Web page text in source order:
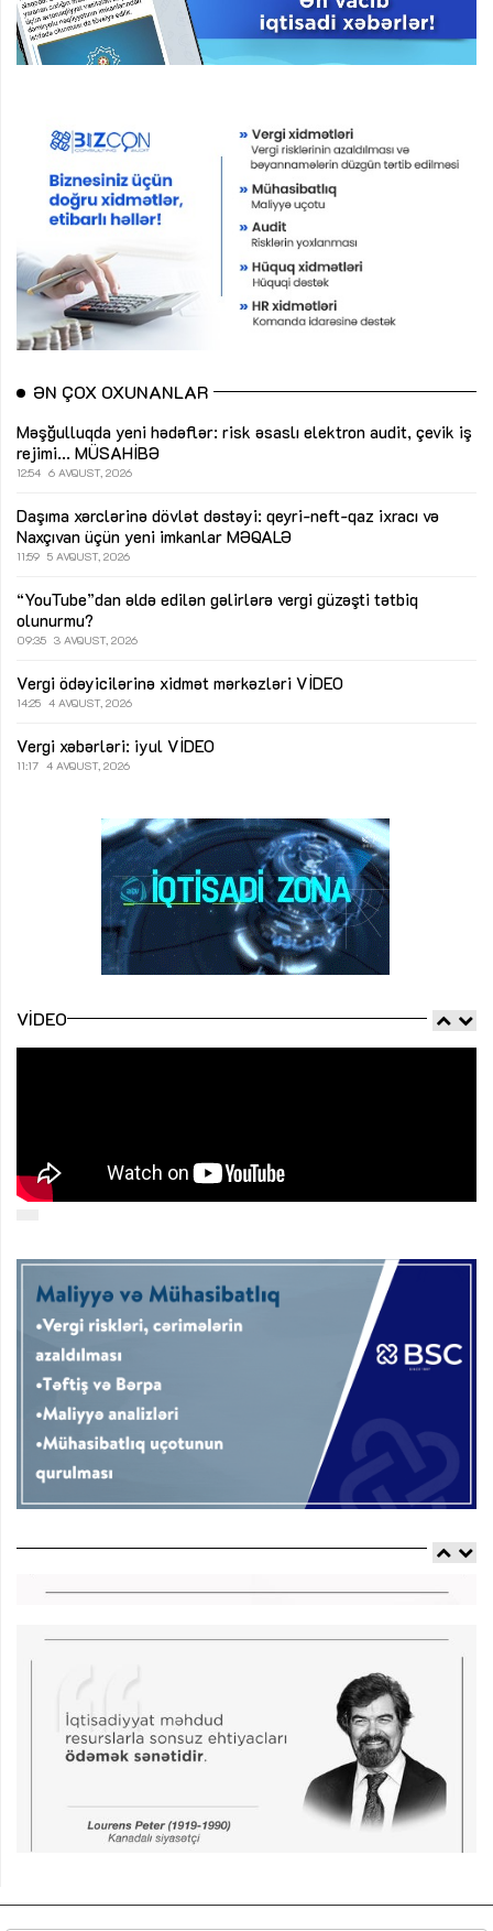
ƏN ÇOX OXUNANLAR
Məşğulluqda yeni hədəflər: risk əsaslı elektron audit, çevik iş
rejimi... MÜSAHİBƏ
12:54 6 AVQUST, 2026
Daşıma xərclərinə dövlət dəstəyi: qeyri-neft-qaz ixracı və
Naxçıvan üçün yeni imkanlar MƏQALƏ
11:59 5 AVQUST, 2026
“YouTube”dan əldə edilən gəlirlərə vergi güzəşti tətbiq
olunurmu?
09:35 3 AVQUST, 2026
Vergi ödəyicilərinə xidmət mərkəzləri VİDEO
14:25 4 AVQUST, 2026
Vergi xəbərləri: iyul VİDEO
11:17 4 AVQUST, 2026
VIDEO